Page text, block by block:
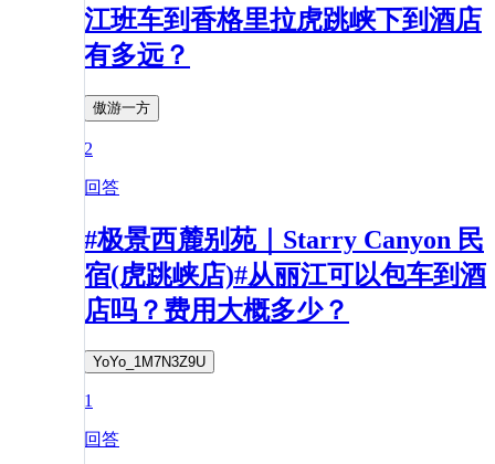
江班车到香格里拉虎跳峡下到酒店
有多远？
傲游一方
2
回答
#极景西麓别苑｜Starry Canyon 民
宿(虎跳峡店)#从丽江可以包车到酒
店吗？费用大概多少？
YoYo_1M7N3Z9U
1
回答